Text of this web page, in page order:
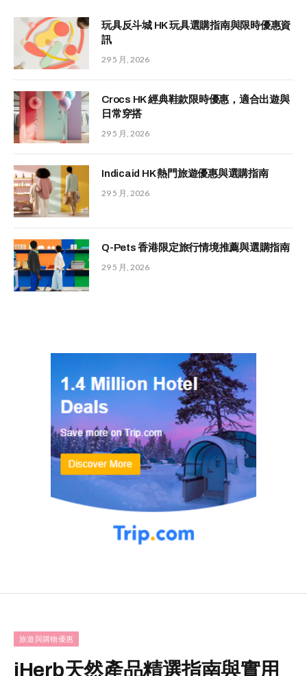
玩具反斗城 HK 玩具選購指南與限時優惠資
訊
29 5 月, 2026
Crocs HK 經典鞋款限時優惠，適合出遊與
日常穿搭
29 5 月, 2026
Indicaid HK 熱門旅遊優惠與選購指南
29 5 月, 2026
Q-Pets 香港限定旅行情境推薦與選購指南
29 5 月, 2026
旅遊與購物優惠
iHerb天然產品精選指南與實用